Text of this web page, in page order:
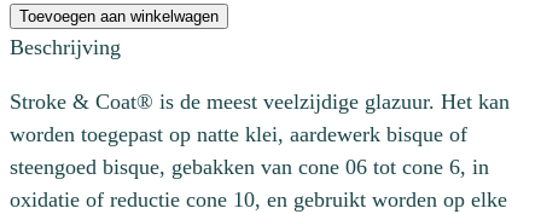
023
Jack
aantal
Toevoegen aan winkelwagen
Beschrijving
Stroke & Coat® is de meest veelzijdige glazuur. Het kan
worden toegepast op natte klei, aardewerk bisque of
steengoed bisque, gebakken van cone 06 tot cone 6, in
oxidatie of reductie cone 10, en gebruikt worden op elke